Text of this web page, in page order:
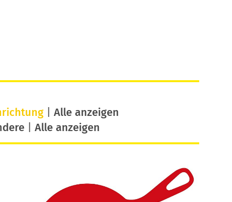
| Alle anzeigen
Alle anzeigen